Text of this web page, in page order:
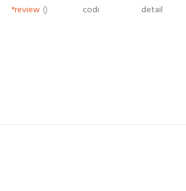
*review () codi detail